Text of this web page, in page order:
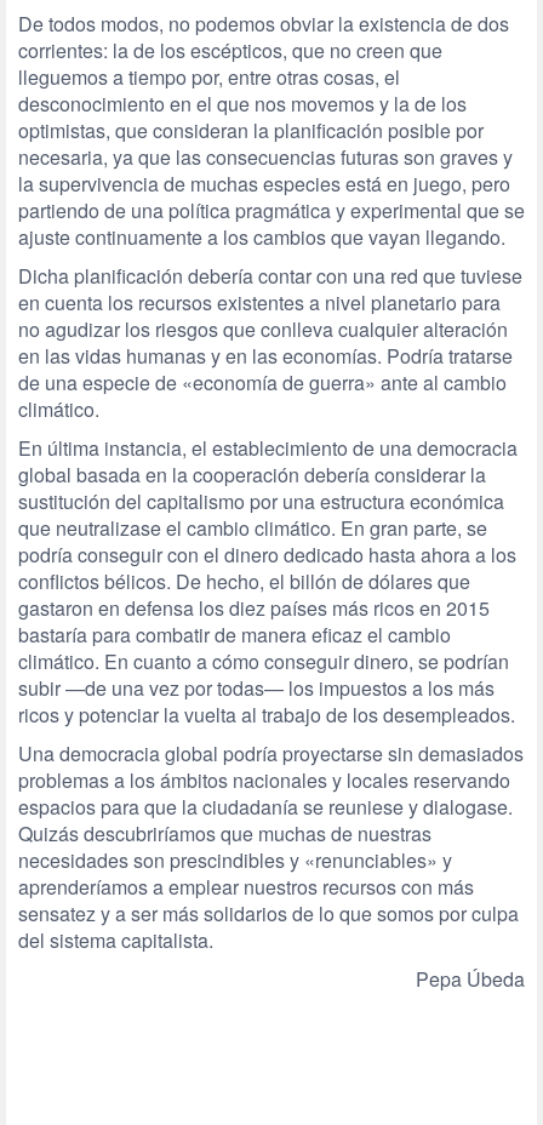
De todos modos, no podemos obviar la existencia de dos
corrientes: la de los escépticos, que no creen que
lleguemos a tiempo por, entre otras cosas, el
desconocimiento en el que nos movemos y la de los
optimistas, que consideran la planificación posible por
necesaria, ya que las consecuencias futuras son graves y
la supervivencia de muchas especies está en juego, pero
partiendo de una política pragmática y experimental que se
ajuste continuamente a los cambios que vayan llegando.
Dicha planificación debería contar con una red que tuviese
en cuenta los recursos existentes a nivel planetario para
no agudizar los riesgos que conlleva cualquier alteración
en las vidas humanas y en las economías. Podría tratarse
de una especie de «economía de guerra» ante al cambio
climático.
En última instancia, el establecimiento de una democracia
global basada en la cooperación debería considerar la
sustitución del capitalismo por una estructura económica
que neutralizase el cambio climático. En gran parte, se
podría conseguir con el dinero dedicado hasta ahora a los
conflictos bélicos. De hecho, el billón de dólares que
gastaron en defensa los diez países más ricos en 2015
bastaría para combatir de manera eficaz el cambio
climático. En cuanto a cómo conseguir dinero, se podrían
subir —de una vez por todas— los impuestos a los más
ricos y potenciar la vuelta al trabajo de los desempleados.
Una democracia global podría proyectarse sin demasiados
problemas a los ámbitos nacionales y locales reservando
espacios para que la ciudadanía se reuniese y dialogase.
Quizás descubriríamos que muchas de nuestras
necesidades son prescindibles y «renunciables» y
aprenderíamos a emplear nuestros recursos con más
sensatez y a ser más solidarios de lo que somos por culpa
del sistema capitalista.
Pepa Úbeda